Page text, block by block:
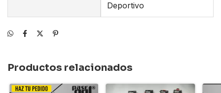
Deportivo
Productos relacionados